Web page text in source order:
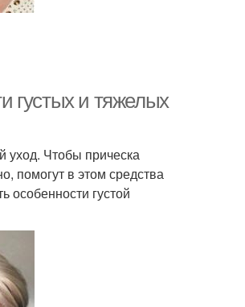
густых и тяжелых
уход. Чтобы прическа
помогут в этом средства
особенности густой